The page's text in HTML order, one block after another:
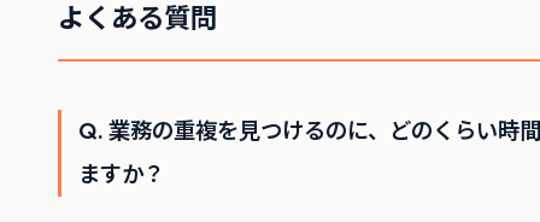
よくある質問
Q. 業務の重複を見つけるのに、どのくらい時
ますか？